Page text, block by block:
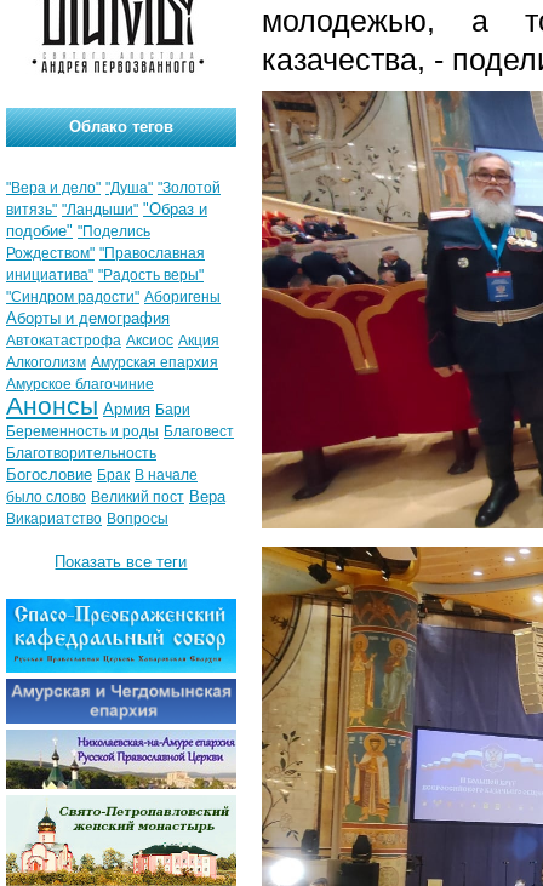
молодежью, а
казачества, -
Облако тегов
"Вера и дело" "Душа" "Золотой
витязь" "Ландыши" "Образ и
подобие" "Поделись
Рождеством" "Православная
инициатива" "Радость веры"
"Синдром радости" Аборигены
Аборты и демография
Автокатастрофа Аксиос Акция
Алкоголизм Амурская епархия
Амурское благочиние
Анонсы Армия Бари
Беременность и роды Благовест
Благотворительность
Богословие Брак В начале
было слово Великий пост Вера
Викариатство Вопросы
Показать все теги